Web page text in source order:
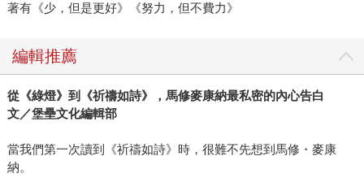
著有《少，但是更好》《努力，但不費力》
編輯推薦
從《綠燈》到《祈禱如詩》，馬修麥康納最私密的內心告白
文／堡壘文化編輯部
當我們第一次讀到《祈禱如詩》時，很難不先想到馬修・麥康
納。